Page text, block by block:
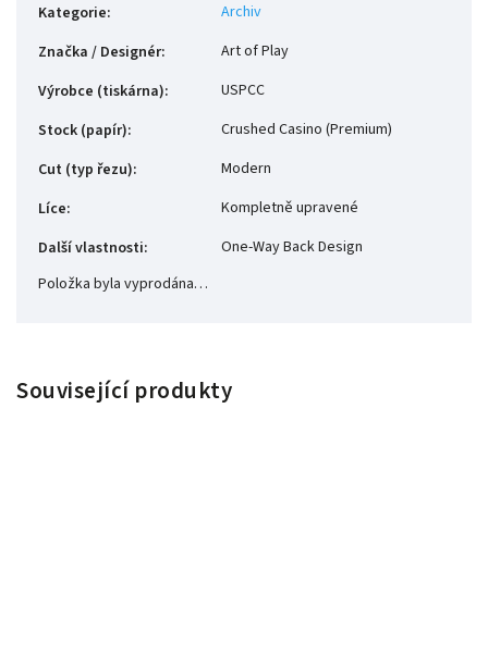
Kategorie:
Archiv
Značka / Designér:
Art of Play
Výrobce (tiskárna):
USPCC
Stock (papír):
Crushed Casino (Premium)
Cut (typ řezu):
Modern
Líce:
Kompletně upravené
Další vlastnosti:
One-Way Back Design
Položka byla vyprodána…
Související produkty